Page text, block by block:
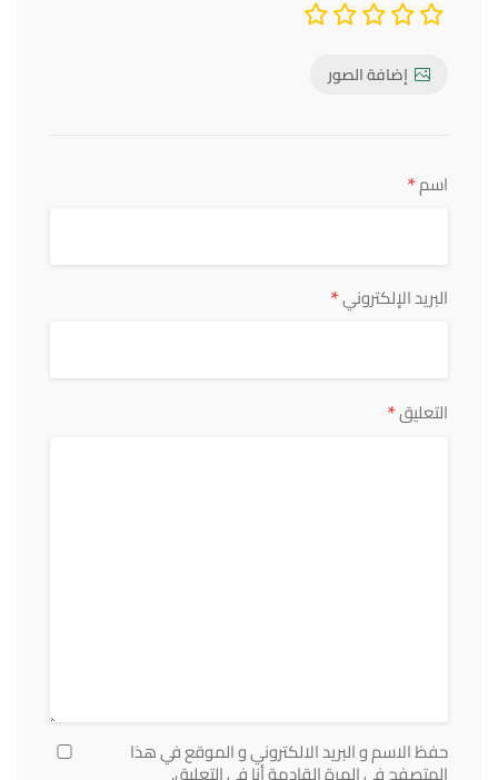
إضافة الصور
اسم*
البريد الإلكتروني*
التعليق*
حفظ الاسم و البريد الالكتروني و الموقع في هذا